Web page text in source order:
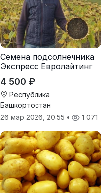
Семена подсолнечника
Экспресс Евролайтинг
гибрид F-G+
4 500 ₽
Республика
Башкортостан
26 мар 2026, 20:55 • 1 071